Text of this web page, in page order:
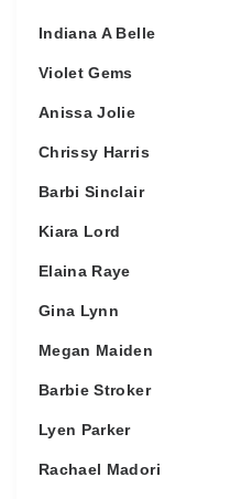
Indiana A Belle
Violet Gems
Anissa Jolie
Chrissy Harris
Barbi Sinclair
Kiara Lord
Elaina Raye
Gina Lynn
Megan Maiden
Barbie Stroker
Lyen Parker
Rachael Madori